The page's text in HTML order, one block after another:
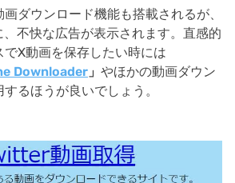
ダウンロード機能も搭載されるが、
不快な広告が表示されます。直感的
X動画を保存したい時には
Downloader 」 やほかの動画ダウン
るほうが良いでしょう。